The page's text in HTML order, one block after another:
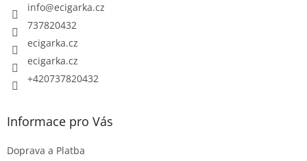
info@ecigarka.cz
737820432
ecigarka.cz
ecigarka.cz
+420737820432
Informace pro Vás
Doprava a Platba